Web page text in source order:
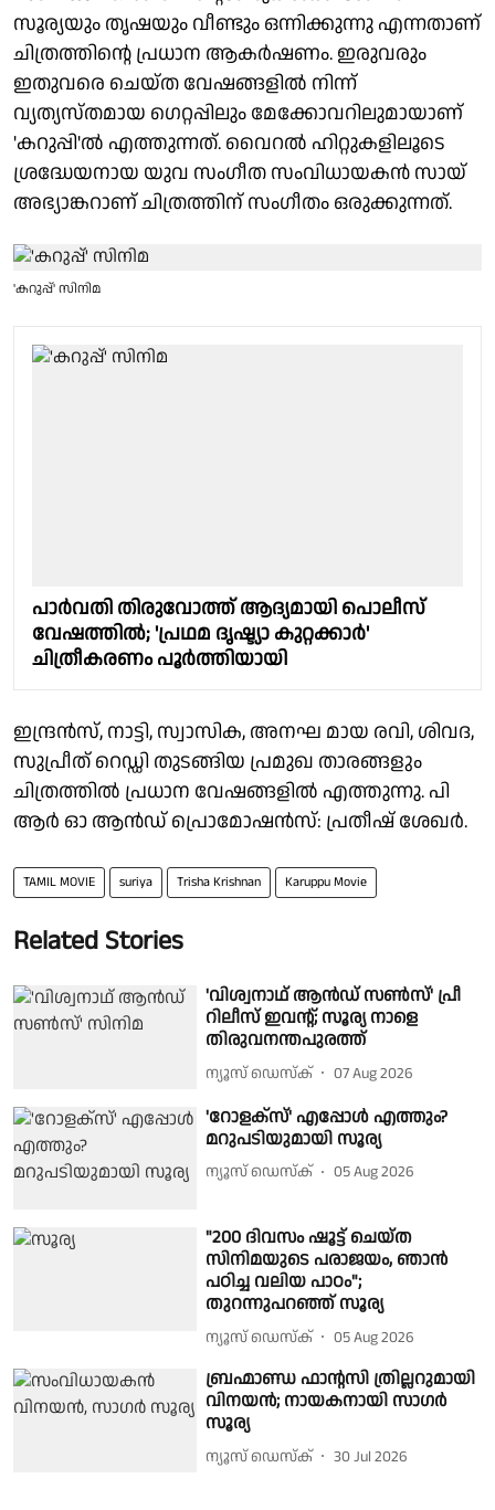
സൂര്യയും തൃഷയും വീണ്ടും ഒന്നിക്കുന്നു എന്നതാണ്
ചിത്രത്തിന്റെ പ്രധാന ആകർഷണം. ഇരുവരും
ഇതുവരെ ചെയ്ത വേഷങ്ങളിൽ നിന്ന്
വ്യത്യസ്തമായ ഗെറ്റപ്പിലും മേക്കോവറിലുമായാണ്
'കറുപ്പി'ൽ എത്തുന്നത്. വൈറൽ ഹിറ്റുകളിലൂടെ
ശ്രദ്ധേയനായ യുവ സംഗീത സംവിധായകൻ സായ്
അഭ്യാങ്കറാണ് ചിത്രത്തിന് സംഗീതം ഒരുക്കുന്നത്.
'കറുപ്പ്' സിനിമ
പാർവതി തിരുവോത്ത് ആദ്യമായി പൊലീസ്
വേഷത്തിൽ; 'പ്രഥമ ദൃഷ്ട്യാ കുറ്റക്കാർ'
ചിത്രീകരണം പൂർത്തിയായി
ഇന്ദ്രൻസ്, നാട്ടി, സ്വാസിക, അനഘ മായ രവി, ശിവദ,
സുപ്രീത് റെഡ്ഡി തുടങ്ങിയ പ്രമുഖ താരങ്ങളും
ചിത്രത്തിൽ പ്രധാന വേഷങ്ങളിൽ എത്തുന്നു. പി
ആർ ഓ ആൻഡ് പ്രൊമോഷൻസ്: പ്രതീഷ് ശേഖർ.
TAMIL MOVIE suriya Trisha Krishnan Karuppu Movie
Related Stories
'വിശ്വനാഥ് ആൻഡ് സൺസ്' പ്രീ
റിലീസ് ഇവന്റ്; സൂര്യ നാളെ
തിരുവനന്തപുരത്ത്
ന്യൂസ് ഡെസ്ക് 07 Aug 2026
'റോളക്സ്' എപ്പോൾ എത്തും?
മറുപടിയുമായി സൂര്യ
ന്യൂസ് ഡെസ്ക് 05 Aug 2026
"200 ദിവസം ഷൂട്ട് ചെയ്ത
സിനിമയുടെ പരാജയം, ഞാൻ
പഠിച്ച വലിയ പാഠം";
തുറന്നുപറഞ്ഞ് സൂര്യ
ന്യൂസ് ഡെസ്ക് 05 Aug 2026
ബ്രഹ്മാണ്ഡ ഫാന്റസി ത്രില്ലറുമായി
വിനയൻ; നായകനായി സാഗർ
സൂര്യ
ന്യൂസ് ഡെസ്ക് 30 Jul 2026